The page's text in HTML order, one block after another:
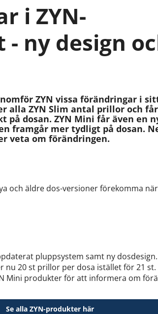
i ZYN-
ny design
ZYN vissa förändringar i
alla ZYN Slim antal prillor och får
på dosan. ZYN Mini får även en
framgår mer tydligt på dosan.
veta om förändringen.
och äldre dos-versioner förekomma
pluppsystem samt ny dosdesign.
nu 20 st prillor per dosa istället för 21 st.
Mini produkter för att informera om
Se alla ZYN-produkter här